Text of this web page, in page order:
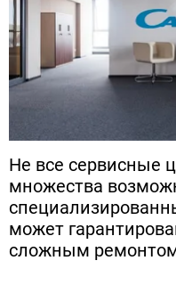
Не все сервисные
множества
может
сложным